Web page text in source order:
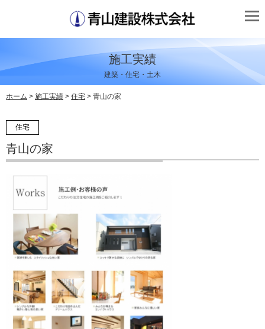
施工実績
建築・住宅・土木
ホーム > 施工実績 > 住宅 > 青山の家
住宅
青山の家